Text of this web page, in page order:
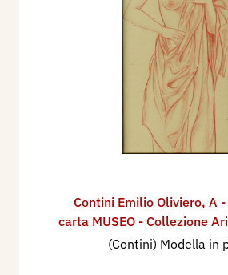
Contini Emilio Oliviero, A -
carta MUSEO - Collezione
(Contini) Modella in